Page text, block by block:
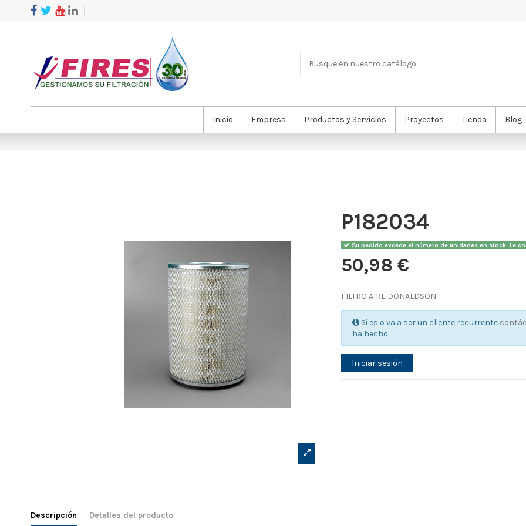
Inicio Empresa Productos y Servicios Proyectos Tienda Blog
P182034
Su pedido excede el número de unidades en stock. Le
50,98 €
FILTRO AIRE DONALDSON
Si es o va a ser un cliente recurrente
ha hecho.
Iniciar sesión
Descripción Detalles del producto